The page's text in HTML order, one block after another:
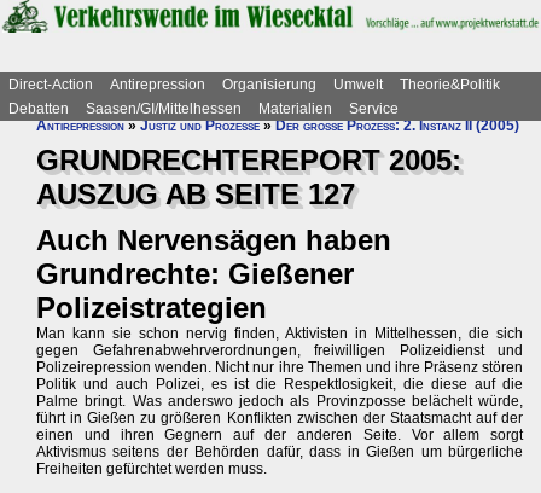
Direct-Action Antirepression Organisierung Umwelt
Theorie&Politik
Debatten
Saasen/GI/Mittelhessen Materialien
Service
Antirepression»Justiz und Prozesse»Der große Prozess: 2. Instanz II (2005)
GRUNDRECHTEREPORT 2005:
AUSZUG AB SEITE 127
Auch Nervensägen haben
Grundrechte: Gießener
Polizeistrategien
Man kann sie schon nervig finden, Aktivisten in Mittelhessen, die sich
gegen Gefahrenabwehrverordnungen, freiwilligen Polizeidienst und
Polizeirepression wenden. Nicht nur ihre Themen und ihre Präsenz stören
Politik und auch Polizei, es ist die Respektlosigkeit, die diese auf die
Palme bringt. Was anderswo jedoch als Provinzposse belächelt würde,
führt in Gießen zu größeren Konflikten zwischen der Staatsmacht auf der
einen und ihren Gegnern auf der anderen Seite. Vor allem sorgt
Aktivismus seitens der Behörden dafür, dass in Gießen um bürgerliche
Freiheiten gefürchtet werden muss.